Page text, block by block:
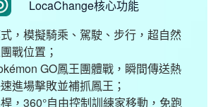
LocaChange核心功能
，模擬騎乘、駕駛、步行，超自然
戰位置；
GO鳳王團體戰，瞬間傳送熱
進場擊敗並補抓鳳王；
，360°自由控制訓練家移動，免跑